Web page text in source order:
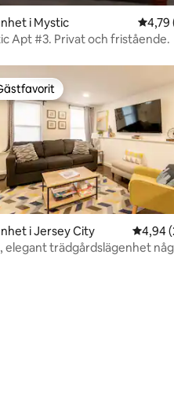
i Mystic 4,79
4,79
Apt #3. Privat och fristående.
betyg, 423 omdömen
gästfavorit
i Jersey City 4,94
4,94
elegant trädgårdslägenhet